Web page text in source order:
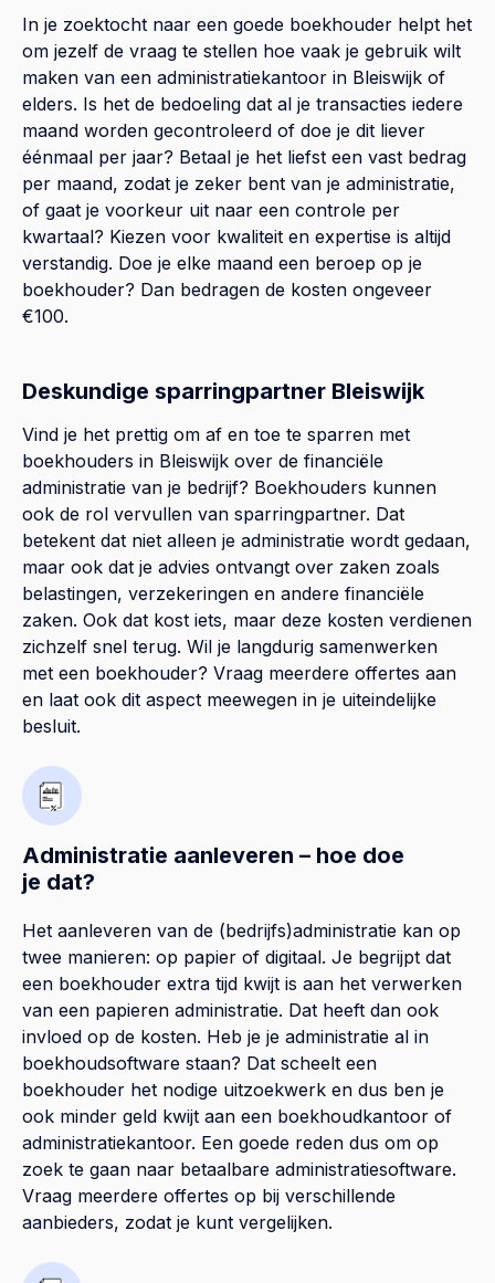
In je zoektocht naar een goede boekhouder helpt het
om jezelf de vraag te stellen hoe vaak je gebruik wilt
maken van een administratiekantoor in Bleiswijk of
elders. Is het de bedoeling dat al je transacties iedere
maand worden gecontroleerd of doe je dit liever
éénmaal per jaar? Betaal je het liefst een vast bedrag
per maand, zodat je zeker bent van je administratie,
of gaat je voorkeur uit naar een controle per
kwartaal? Kiezen voor kwaliteit en expertise is altijd
verstandig. Doe je elke maand een beroep op je
boekhouder? Dan bedragen de kosten ongeveer
€100.
Deskundige sparringpartner Bleiswijk
Vind je het prettig om af en toe te sparren met
boekhouders in Bleiswijk over de financiële
administratie van je bedrijf? Boekhouders kunnen
ook de rol vervullen van sparringpartner. Dat
betekent dat niet alleen je administratie wordt gedaan,
maar ook dat je advies ontvangt over zaken zoals
belastingen, verzekeringen en andere financiële
zaken. Ook dat kost iets, maar deze kosten verdienen
zichzelf snel terug. Wil je langdurig samenwerken
met een boekhouder? Vraag meerdere offertes aan
en laat ook dit aspect meewegen in je uiteindelijke
besluit.
Administratie aanleveren – hoe doe
je dat?
Het aanleveren van de (bedrijfs)administratie kan op
twee manieren: op papier of digitaal. Je begrijpt dat
een boekhouder extra tijd kwijt is aan het verwerken
van een papieren administratie. Dat heeft dan ook
invloed op de kosten. Heb je je administratie al in
boekhoudsoftware staan? Dat scheelt een
boekhouder het nodige uitzoekwerk en dus ben je
ook minder geld kwijt aan een boekhoudkantoor of
administratiekantoor. Een goede reden dus om op
zoek te gaan naar betaalbare administratiesoftware.
Vraag meerdere offertes op bij verschillende
aanbieders, zodat je kunt vergelijken.